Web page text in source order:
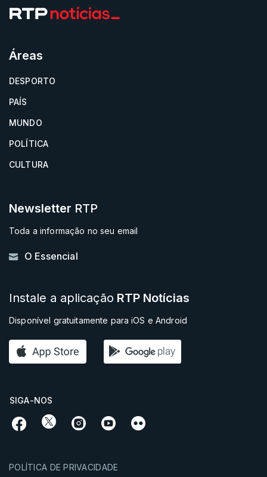
Áreas
DESPORTO
PAÍS
MUNDO
POLÍTICA
CULTURA
Newsletter RTP
Toda a informação no seu email
O Essencial
Instale a aplicação RTP Notícias
Disponível gratuitamente para iOS e Android
SIGA-NOS
POLÍTICA DE PRIVACIDADE